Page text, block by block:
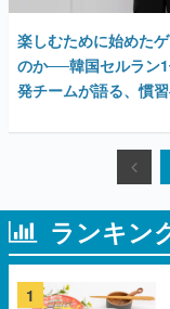
楽しむために始めた
のか──韓国セルラン
発チームが語る、慣
ランキン
1